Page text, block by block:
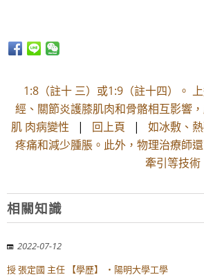
1:8（註十 三）或1:9（註十四）。
經、關節炎護膝肌肉和骨骼相互影響
肌 肉病變性 | 回上頁 | 如冰敷、
疼痛和減少腫脹。此外，物理治療師
牽引等技
相關知識
2022-07-12
授 張定國 主任 【學歷】 ・陽明大學工學